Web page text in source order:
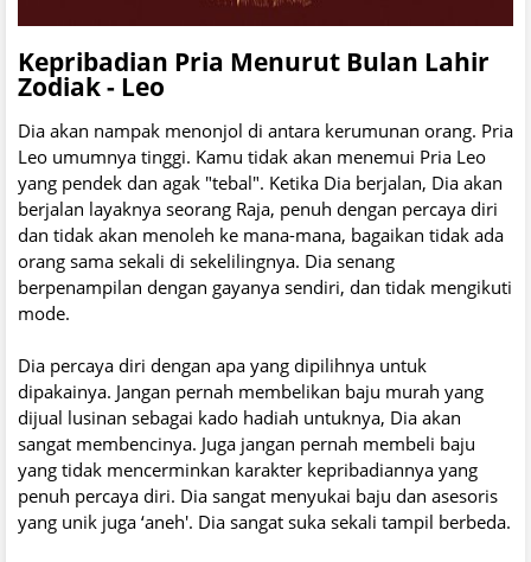
Kepribadian Pria Menurut Bulan Lahir
Zodiak - Leo
Dia akan nampak menonjol di antara kerumunan orang. Pria
Leo umumnya tinggi. Kamu tidak akan menemui Pria Leo
yang pendek dan agak "tebal". Ketika Dia berjalan, Dia akan
berjalan layaknya seorang Raja, penuh dengan percaya diri
dan tidak akan menoleh ke mana-mana, bagaikan tidak ada
orang sama sekali di sekelilingnya. Dia senang
berpenampilan dengan gayanya sendiri, dan tidak mengikuti
mode.
Dia percaya diri dengan apa yang dipilihnya untuk
dipakainya. Jangan pernah membelikan baju murah yang
dijual lusinan sebagai kado hadiah untuknya, Dia akan
sangat membencinya. Juga jangan pernah membeli baju
yang tidak mencerminkan karakter kepribadiannya yang
penuh percaya diri. Dia sangat menyukai baju dan asesoris
yang unik juga ‘aneh'. Dia sangat suka sekali tampil berbeda.